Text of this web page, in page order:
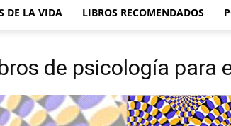
DE LA VIDA LIBROS RECOMENDADOS
de psicología para